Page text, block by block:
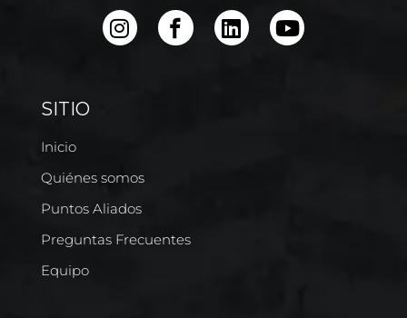
SITIO
Inicio
Quiénes somos
Puntos Aliados
Preguntas Frecuentes
Equipo